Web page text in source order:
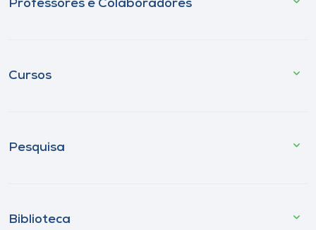
Professores e Colaboradores
Cursos
Pesquisa
Biblioteca